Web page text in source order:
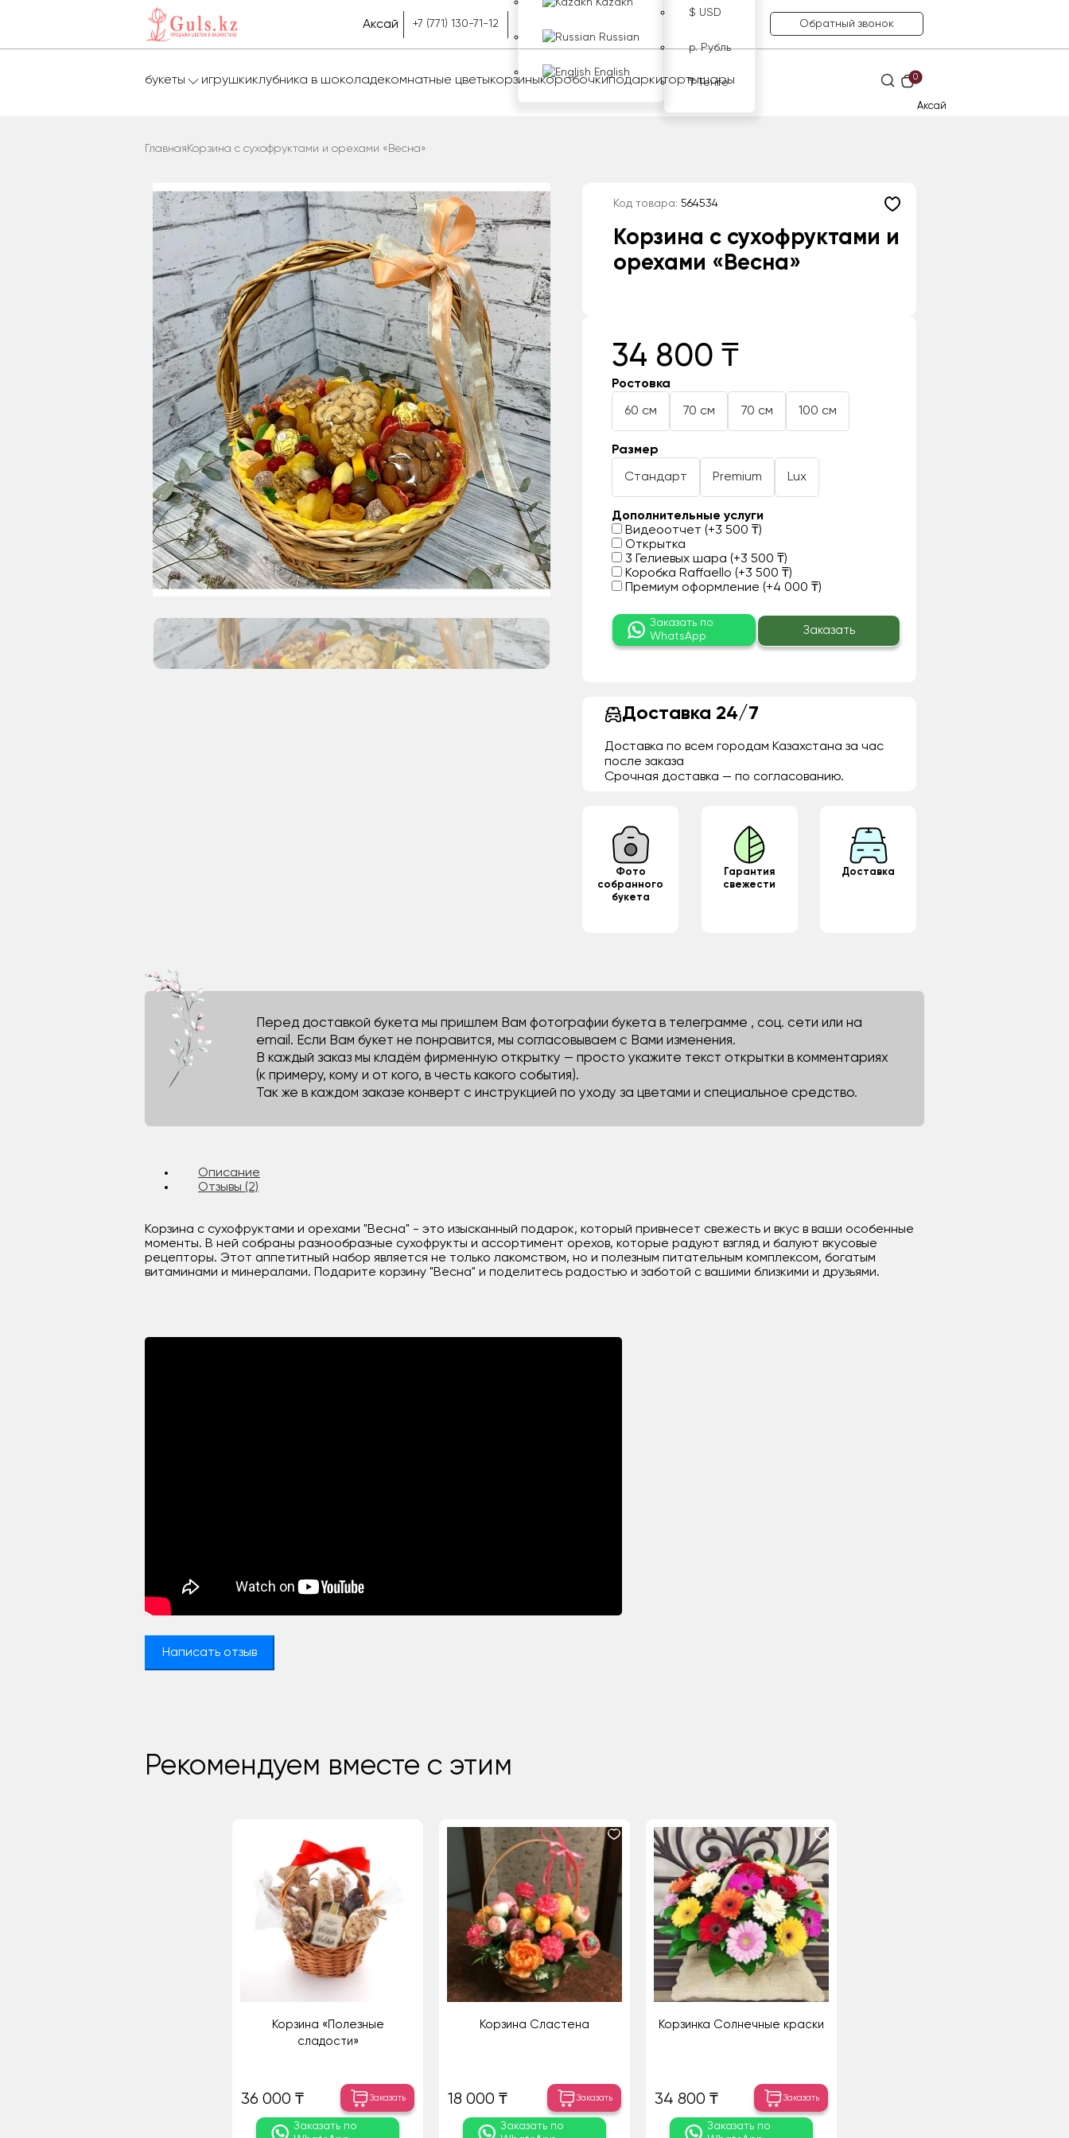
Аксай +7 (771) 130-71-12
Kazakh
Russian
English
$ USD
р. Рубль
₸ Тенге
Обратный звонок
букеты игрушкиклубника в шоколадекомнатные цветыкорзиныкоробочкиподаркитортышары 0
Аксай
Главная Корзина с сухофруктами и орехами «Весна»
Код товара: 564534
Корзина с сухофруктами и
орехами «Весна»
34 800 ₸
Ростовка
60 см 70 см 70 см 100 см
Размер
Стандарт Premium Lux
Дополнительные услуги
Видеоотчет (+3 500 ₸)
Открытка
3 Гелиевых шара (+3 500 ₸)
Коробка Raffaello (+3 500 ₸)
Премиум оформление (+4 000 ₸)
Заказать по
WhatsApp
Заказать
Доставка 24/7
Доставка по всем городам Казахстана за час
после заказа
Срочная доставка — по согласованию.
Фото
собранного
букета
Гарантия
свежести
Доставка
Перед доставкой букета мы пришлем Вам фотографии букета в телеграмме , соц. сети или на
email. Если Вам букет не понравится, мы согласовываем с Вами изменения.
В каждый заказ мы кладём фирменную открытку — просто укажите текст открытки в комментариях
(к примеру, кому и от кого, в честь какого события).
Так же в каждом заказе конверт с инструкцией по уходу за цветами и специальное средство.
Описание
Отзывы (2)
Корзина с сухофруктами и орехами "Весна" - это изысканный подарок, который привнесет свежесть и вкус в ваши особенные
моменты. В ней собраны разнообразные сухофрукты и ассортимент орехов, которые радуют взгляд и балуют вкусовые
рецепторы. Этот аппетитный набор является не только лакомством, но и полезным питательным комплексом, богатым
витаминами и минералами. Подарите корзину "Весна" и поделитесь радостью и заботой с вашими близкими и друзьями.
Написать отзыв
Рекомендуем вместе с этим
Корзина «Полезные
сладости»
36 000 ₸ Заказать
Заказать по
Корзина Сластена
18 000 ₸ Заказать
Заказать по
Корзинка Солнечные краски
34 800 ₸ Заказать
Заказать по